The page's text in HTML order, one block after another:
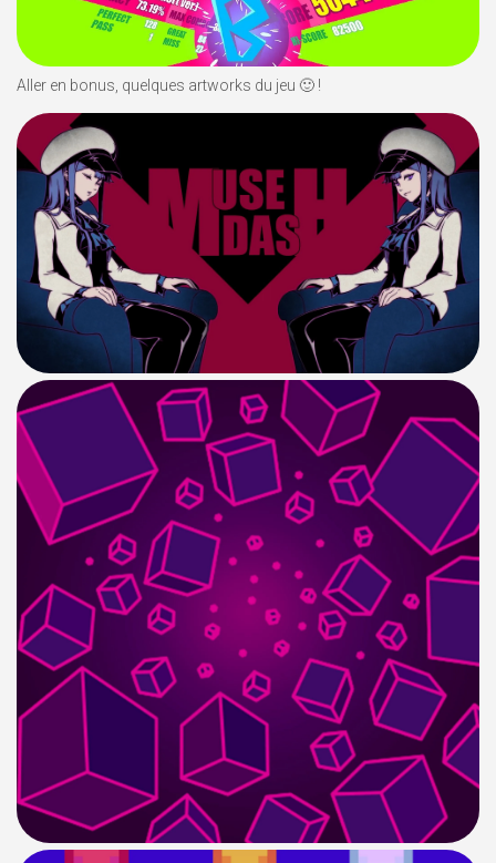
Aller en bonus, quelques artworks du jeu 🙂 !